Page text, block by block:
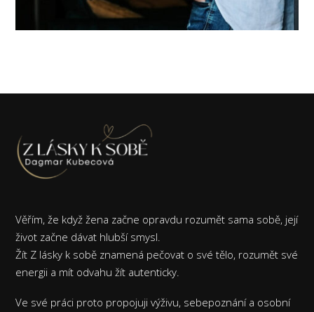
Věřím, že když žena začne opravdu rozumět sama sobě, její
život začne dávat hlubší smysl.
Žít Z lásky k sobě znamená pečovat o své tělo, rozumět své
energii a mít odvahu žít autenticky.
Ve své práci proto propojuji výživu, sebepoznání a osobní